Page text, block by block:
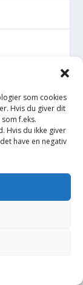
som cookies
Hvis du giver dit
f.eks.
Hvis du ikke giver
have en negativ